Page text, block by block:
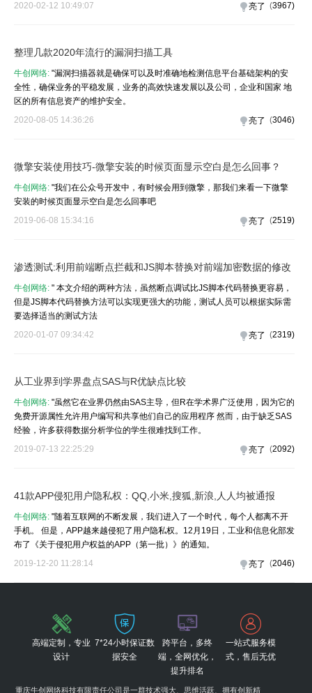
2020-02-12 10:49:07
)
3967
(
亮了
整理几款2020年流行的漏洞扫描工具
牛创网络: "漏洞扫描器就是确​​保可以及时准确地检测信息平台基础架构的安
全性，确保业务的平稳发展，业务的高效快速发展以及公司，企业和国家 地
区的所有信息资产的维护安全。
2020-08-05 14:36:26
)
3046
(
亮了
微擎安装使用技巧-微擎安装的时候页面显示空白是怎么回事？
牛创网络: "我们在公众号开发中，有时候会用到微擎，那我们来看一下微擎
安装的时候页面显示空白是怎么回事吧
2019-06-08 15:34:16
)
2519
(
亮了
渗透测试:利用前端断点拦截和JS脚本替换对前端加密数据的修改
牛创网络: " 本文介绍的两种方法，虽然断点调试比JS脚本代码替换更容易，
但是JS脚本代码替换方法可以实现更强大的功能，测试人员可以根据实际需
要选择适当的测试方法
2020-01-07 09:34:42
)
2319
(
亮了
从工业界到学界盘点SAS与R优缺点比较
牛创网络: "虽然它在业界仍然由SAS主导，但R在学术界广泛使用，因为它的
免费开源属性允许用户编写和共享他们自己的应用程序 然而，由于缺乏SAS
经验，许多获得数据分析学位的学生很难找到工作。
2019-07-13 22:25:29
)
2092
(
亮了
41款APP侵犯用户隐私权：QQ,小米,搜狐,新浪,人人均被通报
牛创网络: "随着互联网的不断发展，我们进入了一个时代，每个人都离不开
手机。 但是，APP越来越侵犯了用户隐私权。12月19日，工业和信息化部发
布了《关于侵犯用户权益的APP（第一批）》的通知。
2019-12-20 11:28:14
)
2046
(
亮了
高端定制，专业
设计
7*24小时保证数
据安全
跨平台，多终
端，全网优化，
提升排名
一站式服务模
式，售后无优
重庆牛创网络科技有限责任公司是一群技术强大、思维活跃、拥有创新精